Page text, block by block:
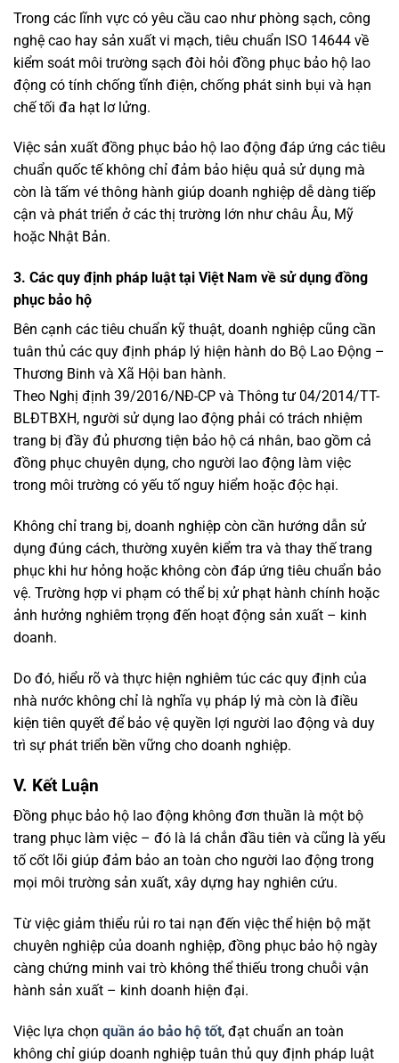
Trong các lĩnh vực có yêu cầu cao như phòng sạch, công
nghệ cao hay sản xuất vi mạch, tiêu chuẩn ISO 14644 về
kiểm soát môi trường sạch đòi hỏi đồng phục bảo hộ lao
động có tính chống tĩnh điện, chống phát sinh bụi và hạn
chế tối đa hạt lơ lửng.
Việc sản xuất đồng phục bảo hộ lao động đáp ứng các tiêu
chuẩn quốc tế không chỉ đảm bảo hiệu quả sử dụng mà
còn là tấm vé thông hành giúp doanh nghiệp dễ dàng tiếp
cận và phát triển ở các thị trường lớn như châu Âu, Mỹ
hoặc Nhật Bản.
3. Các quy định pháp luật tại Việt Nam về sử dụng đồng
phục bảo hộ
Bên cạnh các tiêu chuẩn kỹ thuật, doanh nghiệp cũng cần
tuân thủ các quy định pháp lý hiện hành do Bộ Lao Động –
Thương Binh và Xã Hội ban hành.
Theo Nghị định 39/2016/NĐ-CP và Thông tư 04/2014/TT-
BLĐTBXH, người sử dụng lao động phải có trách nhiệm
trang bị đầy đủ phương tiện bảo hộ cá nhân, bao gồm cả
đồng phục chuyên dụng, cho người lao động làm việc
trong môi trường có yếu tố nguy hiểm hoặc độc hại.
Không chỉ trang bị, doanh nghiệp còn cần hướng dẫn sử
dụng đúng cách, thường xuyên kiểm tra và thay thế trang
phục khi hư hỏng hoặc không còn đáp ứng tiêu chuẩn bảo
vệ. Trường hợp vi phạm có thể bị xử phạt hành chính hoặc
ảnh hưởng nghiêm trọng đến hoạt động sản xuất – kinh
doanh.
Do đó, hiểu rõ và thực hiện nghiêm túc các quy định của
nhà nước không chỉ là nghĩa vụ pháp lý mà còn là điều
kiện tiên quyết để bảo vệ quyền lợi người lao động và duy
trì sự phát triển bền vững cho doanh nghiệp.
V. Kết Luận
Đồng phục bảo hộ lao động không đơn thuần là một bộ
trang phục làm việc – đó là lá chắn đầu tiên và cũng là yếu
tố cốt lõi giúp đảm bảo an toàn cho người lao động trong
mọi môi trường sản xuất, xây dựng hay nghiên cứu.
Từ việc giảm thiểu rủi ro tai nạn đến việc thể hiện bộ mặt
chuyên nghiệp của doanh nghiệp, đồng phục bảo hộ ngày
càng chứng minh vai trò không thể thiếu trong chuỗi vận
hành sản xuất – kinh doanh hiện đại.
Việc lựa chọn quần áo bảo hộ tốt, đạt chuẩn an toàn
không chỉ giúp doanh nghiệp tuân thủ quy định pháp luật